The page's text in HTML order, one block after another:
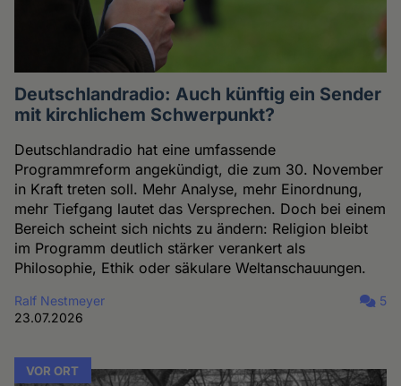
Deutschlandradio: Auch künftig ein Sender
mit kirchlichem Schwerpunkt?
Deutschlandradio hat eine umfassende
Programmreform angekündigt, die zum 30. November
in Kraft treten soll. Mehr Analyse, mehr Einordnung,
mehr Tiefgang lautet das Versprechen. Doch bei einem
Bereich scheint sich nichts zu ändern: Religion bleibt
im Programm deutlich stärker verankert als
Philosophie, Ethik oder säkulare Weltanschauungen.
Ralf Nestmeyer
23.07.2026
5
VOR ORT